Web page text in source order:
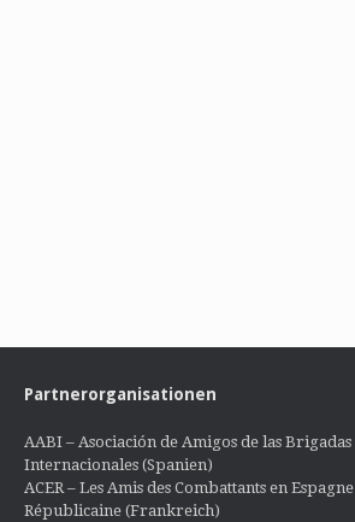
Partnerorganisationen
AABI – Asociación de Amigos de las Brigadas
Internacionales (Spanien)
ACER – Les Amis des Combattants en Espagne
Républicaine (Frankreich)